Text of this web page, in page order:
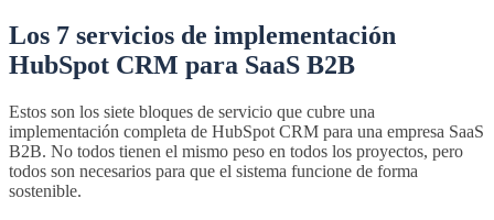
Los 7 servicios de implementación
HubSpot CRM para SaaS B2B
Estos son los siete bloques de servicio que cubre una
implementación completa de HubSpot CRM para una empresa SaaS
B2B. No todos tienen el mismo peso en todos los proyectos, pero
todos son necesarios para que el sistema funcione de forma
sostenible.